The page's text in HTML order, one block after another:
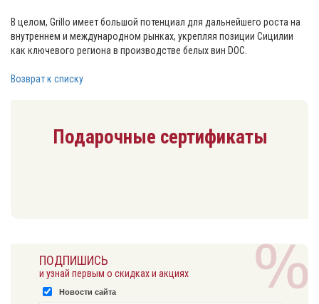
В целом, Grillo имеет большой потенциал для дальнейшего роста на
внутреннем и международном рынках, укрепляя позиции Сицилии
как ключевого региона в производстве белых вин DOC.
Возврат к списку
Подарочные сертификаты
ПОДПИШИСЬ
и узнай первым о скидках и акциях
Новости сайта